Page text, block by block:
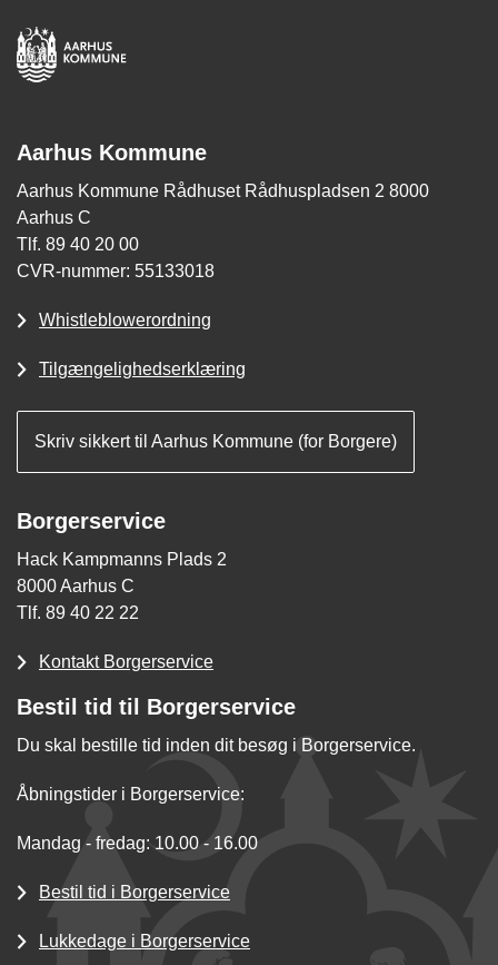
Aarhus Kommune
Aarhus Kommune Rådhuset Rådhuspladsen 2 8000
Aarhus C
Tlf. 89 40 20 00
CVR-nummer: 55133018
Whistleblowerordning
Tilgængelighedserklæring
Skriv sikkert til Aarhus Kommune (for Borgere)
Borgerservice
Hack Kampmanns Plads 2
8000 Aarhus C
Tlf. 89 40 22 22
Kontakt Borgerservice
Bestil tid til Borgerservice
Du skal bestille tid inden dit besøg i Borgerservice.
Åbningstider i Borgerservice:
Mandag - fredag: 10.00 - 16.00
Bestil tid i Borgerservice
Lukkedage i Borgerservice